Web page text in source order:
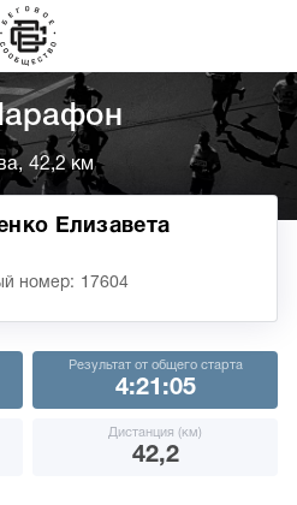
42,2 км
Елизавета
номер: 17604
Результат от общего старта
4:21:05
Дистанция (км)
42,2